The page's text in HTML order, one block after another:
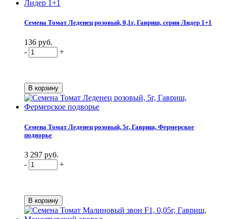
Семена Томат Леденец розовый, 0,1г, Гавриш, серия Лидер 1+1
136 руб.
-
+
Семена Томат Леденец розовый, 5г, Гавриш, Фермерское
подворье
3 297 руб.
-
+